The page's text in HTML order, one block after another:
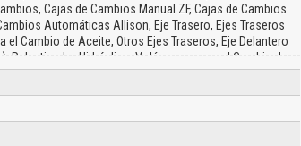
Cajas de Cambios Manual ZF, Cajas de Cambios
Automáticas Allison, Eje Trasero, Ejes Traseros
Cambio de Aceite, Otros Ejes Traseros, Eje Delantero
Ralentizador Hidráulico, Volúmenes para el Cambio de
(Con Lubricadores), Componentes Abiertos o
Bogie, Cubo, Bomba de Basculamiento de Cabina,
Grasa, Frenos, Lubricación del Chasis, Calidad de Grasa,
de Motor, Aceites para Transmisiones, Aceites
Grasa Lubricante para Lubricación Central…